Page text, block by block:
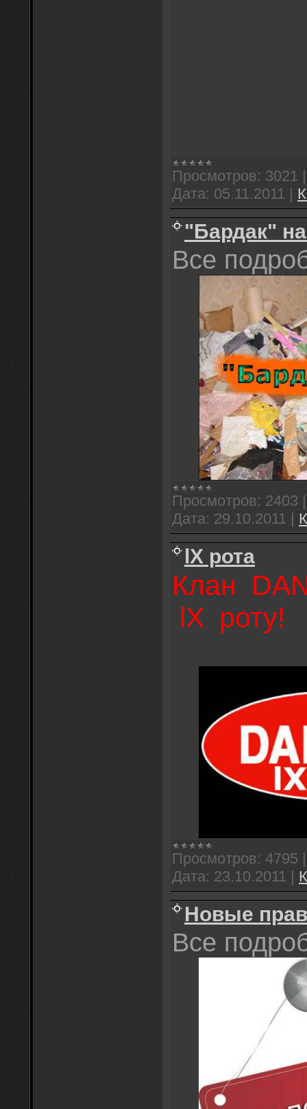
Просмотров: 3021
Дата: 05.11.2011 |
"Бардак"
Все
Просмотров: 2403
Дата: 29.10.2011 |
lX рота
Клан
lX роту!
Просмотров: 4795
Дата: 23.10.2011 |
Новые
Все